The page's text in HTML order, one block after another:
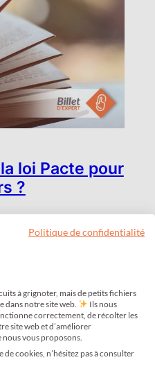
loi Pacte pour
?
et la Transformation
est plus que positif pour
de façon plus générale.
Lemaire estime que la loi
faire grandir…
Politique de confidentialité
à grignoter, mais de petits fichiers
dans notre site web.
Ils nous
correctement, de récolter les
site web et d’améliorer
vous proposons.
cookies, n’hésitez pas à consulter